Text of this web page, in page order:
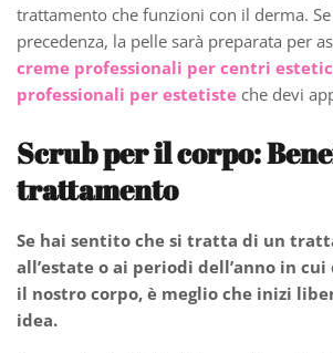
trattamento che funzioni con il derma.
precedenza, la pelle sarà preparata per
creme professionali per centri
professionali per estetiste che devi
Scrub per il corpo:
trattamento
Se hai sentito che si tratta di un
all’estate o ai periodi dell’anno in
il nostro corpo, è meglio che inizi
idea.